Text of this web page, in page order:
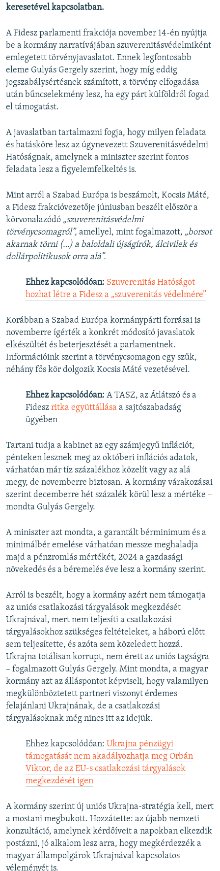
keresetével kapcsolatban.
A Fidesz parlamenti frakciója november 14-én nyújtja
be a kormány narratívájában szuverenitásvédelmiként
emlegetett törvényjavaslatot. Ennek legfontosabb
eleme Gulyás Gergely szerint, hogy míg eddig
jogszabálysértésnek számított, a törvény elfogadása
után bűncselekmény lesz, ha egy párt külföldről fogad
el támogatást.
A javaslatban tartalmazni fogja, hogy milyen feladata
és hatásköre lesz az úgynevezett Szuverenitásvédelmi
Hatóságnak, amelynek a miniszter szerint fontos
feladata lesz a figyelemfelkeltés is.
Mint arról a Szabad Európa is beszámolt, Kocsis Máté,
a Fidesz frakcióvezetője júniusban beszélt először a
körvonalazódó „szuverenitásvédelmi
törvénycsomagról”, amellyel, mint fogalmazott, „borsot
akarnak törni (…) a baloldali újságírók, álcivilek és
dollárpolitikusok orra alá”.
Ehhez kapcsolódóan: Szuverenitás Hatóságot
hozhat létre a Fidesz a „szuverenitás védelmére”
Korábban a Szabad Európa kormánypárti forrásai is
novemberre ígérték a konkrét módosító javaslatok
elkészültét és beterjesztését a parlamentnek.
Információink szerint a törvénycsomagon egy szűk,
néhány fős kör dolgozik Kocsis Máté vezetésével.
Ehhez kapcsolódóan: A TASZ, az Átlátszó és a
Fidesz ritka együttállása a sajtószabadság
ügyében
Tartani tudja a kabinet az egy számjegyű inflációt,
pénteken lesznek meg az októberi inflációs adatok,
várhatóan már tíz százalékhoz közelít vagy az alá
megy, de novemberre biztosan. A kormány várakozásai
szerint decemberre hét százalék körül lesz a mértéke –
mondta Gulyás Gergely.
A miniszter azt mondta, a garantált bérminimum és a
minimálbér emelése várhatóan messze meghaladja
majd a pénzromlás mértékét, 2024 a gazdasági
növekedés és a béremelés éve lesz a kormány szerint.
Arról is beszélt, hogy a kormány azért nem támogatja
az uniós csatlakozási tárgyalások megkezdését
Ukrajnával, mert nem teljesíti a csatlakozási
tárgyalásokhoz szükséges feltételeket, a háború előtt
sem teljesítette, és azóta sem közeledett hozzá.
Ukrajna totálisan korrupt, nem érett az uniós tagságra
– fogalmazott Gulyás Gergely. Mint mondta, a magyar
kormány azt az álláspontot képviseli, hogy valamilyen
megkülönböztetett partneri viszonyt érdemes
felajánlani Ukrajnának, de a csatlakozási
tárgyalásoknak még nincs itt az idejük.
Ehhez kapcsolódóan: Ukrajna pénzügyi
támogatását nem akadályozhatja meg Orbán
Viktor, de az EU-s csatlakozási tárgyalások
megkezdését igen
A kormány szerint új uniós Ukrajna-stratégia kell, mert
a mostani megbukott. Hozzátette: az újabb nemzeti
konzultáció, amelynek kérdőíveit a napokban elkezdik
postázni, jó alkalom lesz arra, hogy megkérdezzék a
magyar állampolgárok Ukrajnával kapcsolatos
véleményét is.